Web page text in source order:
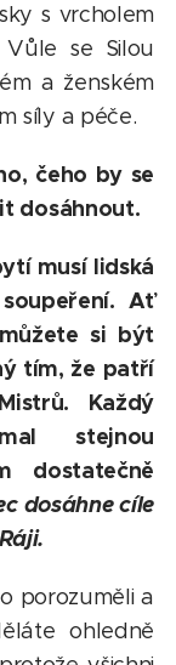
s vrcholem
Vůle se Silou
a ženském
síly a péče.
čeho by se
dosáhnout.
musí lidská
Ať
si být
tím, že patří
Každý
stejnou
dostatečně
dosáhne cíle
porozuměli a
ohledně